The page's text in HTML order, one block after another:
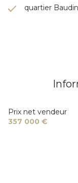
quartier
Prix net vendeur
357 000 €